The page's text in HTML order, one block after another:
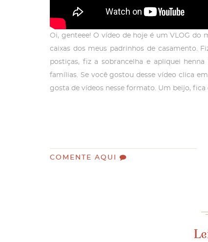
Oi, genteee! O vídeo de hoje é um VLOG
caixas dos meus padrinhos de casamento.
postiças, fiz a sobrancelha e apliquei
famílias. Se você gostou desse vídeo clica
gosta de vídeos nesse formato. Um beijo, fica
COMENTE AQUI